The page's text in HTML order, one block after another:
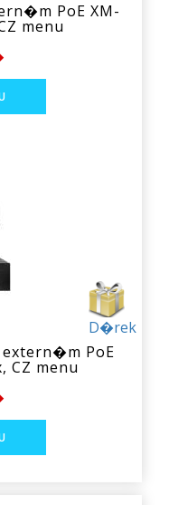
PoE XM-
menu
D�rek
PoE
CZ menu